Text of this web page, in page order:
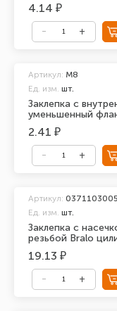
4.14 ₽
Заклепка с
уменьшенный
Артикул: М8
Ед. изм. шт.
2.41 ₽
Заклепка с
резьбой Bralo
Артикул: 0371103005
Ед. изм. шт.
19.13 ₽